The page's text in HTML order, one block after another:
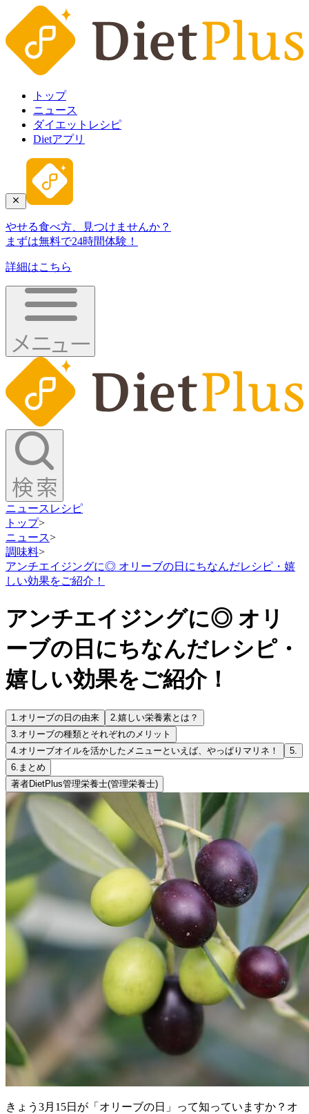
トップ
ニュース
ダイエットレシピ
Dietアプリ
やせる食べ方、見つけませんか？
まずは無料で24時間体験！
詳細はこちら
ニュース レシピ
トップ>
ニュース>
調味料>
アンチエイジングに◎ オリーブの日にちなんだレシピ・嬉
しい効果をご紹介！
アンチエイジングに◎ オリ
ーブの日にちなんだレシピ・
嬉しい効果をご紹介！
1.オリーブの日の由来 2.嬉しい栄養素とは？
3.オリーブの種類とそれぞれのメリット
4.オリーブオイルを活かしたメニューといえば、やっぱりマリネ！
5.
6. まとめ
著者DietPlus管理栄養士(管理栄養士)
きょう3月15日が「オリーブの日」って知っていますか？オ